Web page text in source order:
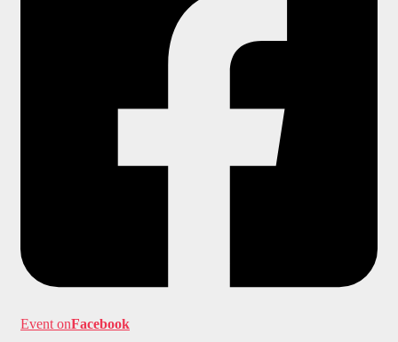
Event onFacebook